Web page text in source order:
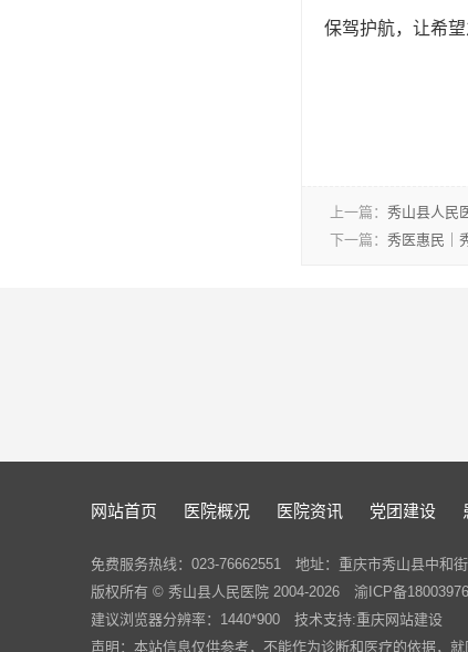
保驾护航，让希
上一篇： 秀山县人民
下一篇： 秀医惠民｜
网站首页 医院概况 医院资讯 党团建设
免费服务热线：023-76662551 地址：重庆市秀山县中和
版权所有 © 秀山县人民医院 2004-2026 渝ICP备
建议浏览器分辨率：1440*900 技术支持:重庆网站建设
声明：本站信息仅供参考，不能作为诊断和医疗的依据，